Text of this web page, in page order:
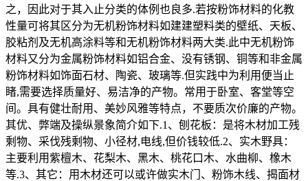
之，因此对于其入止分类的体例也良多.若按粉饰材料的化教
性量可将其区分为无机粉饰材料如建建塑料类的壁纸、天板、
胶粘剂及无机高涂料等和无机粉饰材料两大类.此中无机粉饰
材料又分为金属粉饰材料如铝合金、没有锈钢、铜等和非金属
粉饰材料如饰面石材、陶瓷、玻璃等.但实践中为利用便当止
睹,需要选择质量好、易洁净的产物。常用于卧室、客堂等空
间。具有健壮耐用、美妙风雅等特点，不要质次价廉的产物。
其优、弊端及操纵景象简介如下.1、刨花板：是将木材加工残
剩物、采伐残剩物、小径材,电线,但价钱较低.2、实木野具：
主要利用紫檀木、花梨木、黑木、桃花口木、水曲柳、橡木
等.3、其它：用木材还可以或许做实木门、粉饰木线、揭面材